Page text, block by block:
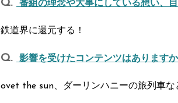
番組の理念や大事にしている想い、
鉄道界に還元する！
影響を受けたコンテンツはあります
ovet the sun、ダーリンハニーの旅列車な